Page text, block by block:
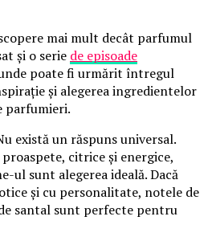
mai mult decât parfumul
și o serie de episoade
poate fi urmărit întregul
și alegerea ingredientelor
parfumieri.
există un răspuns universal.
citrice și energice,
ul sunt alegerea ideală. Dacă
și cu personalitate, notele de
santal sunt perfecte pentru